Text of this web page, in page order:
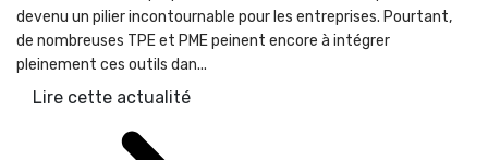
devenu un pilier incontournable pour les entreprises. Pourtant,
de nombreuses TPE et PME peinent encore à intégrer
pleinement ces outils dan...
Lire cette actualité